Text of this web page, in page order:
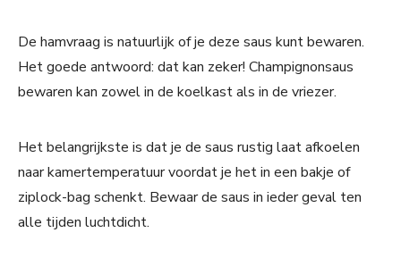
De hamvraag is natuurlijk of je deze saus kunt bewaren.
Het goede antwoord: dat kan zeker! Champignonsaus
bewaren kan zowel in de koelkast als in de vriezer.
Het belangrijkste is dat je de saus rustig laat afkoelen
naar kamertemperatuur voordat je het in een bakje of
ziplock-bag schenkt. Bewaar de saus in ieder geval ten
alle tijden luchtdicht.